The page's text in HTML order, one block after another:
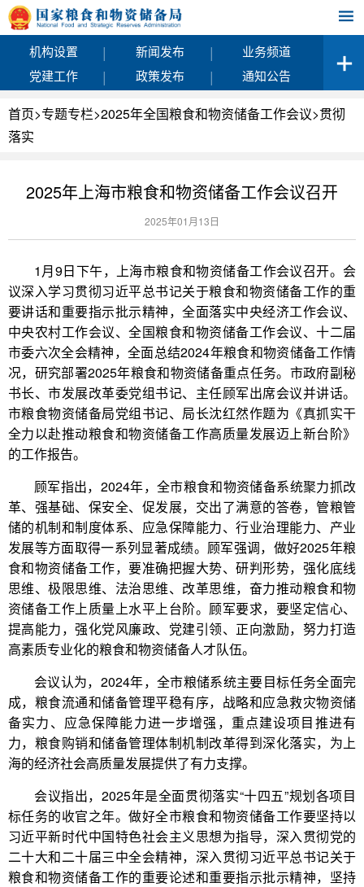
机构设置 | 新闻发布 |
业务频道
党建工作
| 政策发布 | 通知公告
首页>专题专栏>2025年全国粮食和物资储备工作会议>贯彻
落实
2025年上海市粮食和物资储备工作会议召开
2025年01月13日
1月9日下午，上海市粮食和物资储备工作会议召开。会
议深入学习贯彻习近平总书记关于粮食和物资储备工作的重
要讲话和重要指示批示精神，全面落实中央经济工作会议、
中央农村工作会议、全国粮食和物资储备工作会议、十二届
市委六次全会精神，全面总结2024年粮食和物资储备工作情
况，研究部署2025年粮食和物资储备重点任务。市政府副秘
书长、市发展改革委党组书记、主任顾军出席会议并讲话。
市粮食物资储备局党组书记、局长沈红然作题为《真抓实干
全力以赴推动粮食和物资储备工作高质量发展迈上新台阶》
的工作报告。
顾军指出，2024年，全市粮食和物资储备系统聚力抓改
革、强基础、保安全、促发展，交出了满意的答卷，管粮管
储的机制和制度体系、应急保障能力、行业治理能力、产业
发展等方面取得一系列显著成绩。顾军强调，做好2025年粮
食和物资储备工作，要准确把握大势、研判形势，强化底线
思维、极限思维、法治思维、改革思维，奋力推动粮食和物
资储备工作上质量上水平上台阶。顾军要求，要坚定信心、
提高能力，强化党风廉政、党建引领、正向激励，努力打造
高素质专业化的粮食和物资储备人才队伍。
会议认为，2024年，全市粮储系统主要目标任务全面完
成，粮食流通和储备管理平稳有序，战略和应急救灾物资储
备实力、应急保障能力进一步增强，重点建设项目推进有
力，粮食购销和储备管理体制机制改革得到深化落实，为上
海的经济社会高质量发展提供了有力支撑。
会议指出，2025年是全面贯彻落实“十四五”规划各项目
标任务的收官之年。做好全市粮食和物资储备工作要坚持以
习近平新时代中国特色社会主义思想为指导，深入贯彻党的
二十大和二十届三中全会精神，深入贯彻习近平总书记关于
粮食和物资储备工作的重要论述和重要指示批示精神，坚持